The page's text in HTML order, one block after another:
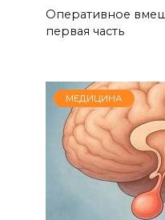
Оперативное
первая часть
МЕДИЦИНА